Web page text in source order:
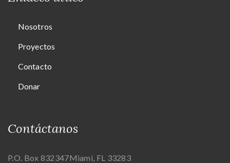
Nosotros
Proyectos
Contacto
Donar
Contáctanos
P.O. Box 832347Miami, FL 33283